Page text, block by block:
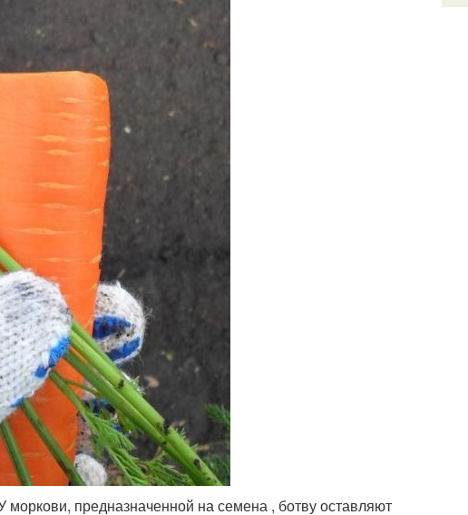
моркови, предназначенной на семена , ботву оставляют